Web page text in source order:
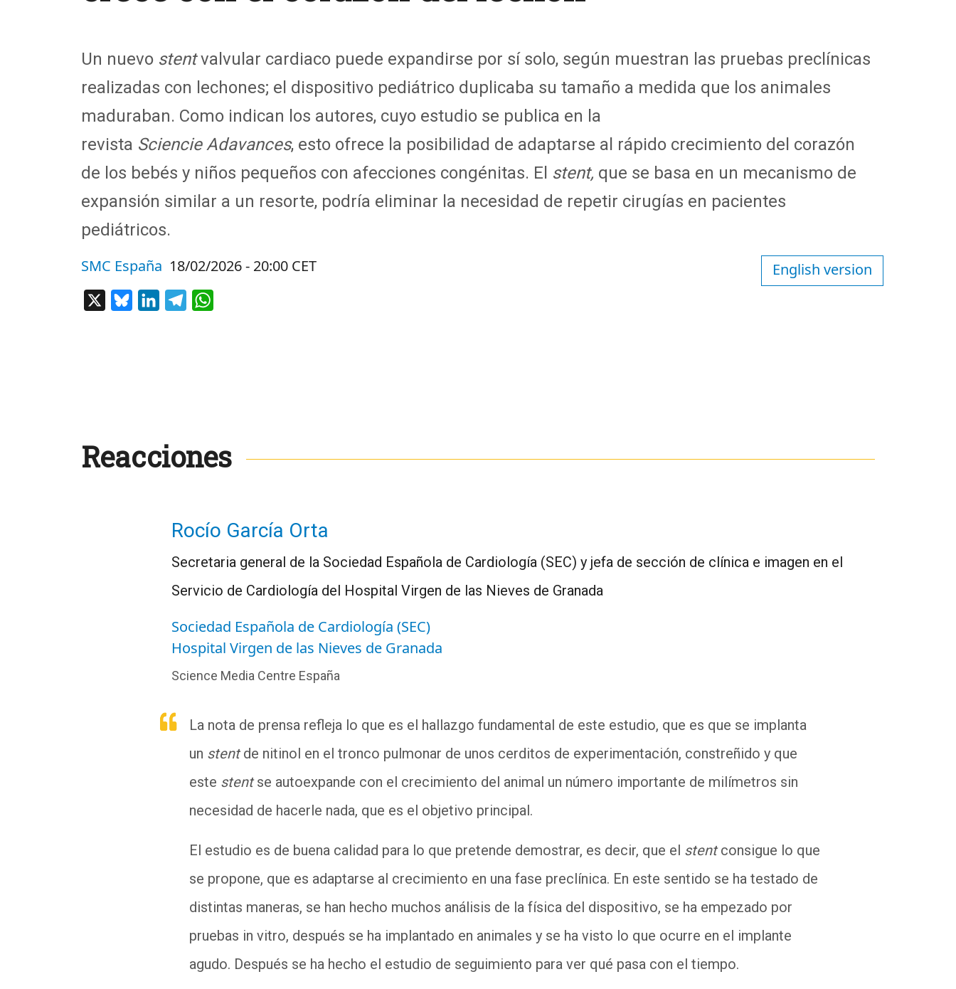
Un nuevo stentvalvular cardiaco puede expandirse por sí solo, según muestran las pruebas preclínicas
realizadas con lechones; el dispositivo pediátrico duplicaba su tamaño a medida que los animales
maduraban. Como indican los autores, cuyo estudio se publica en la
revista Sciencie Adavances, esto ofrece la posibilidad de adaptarse al rápido crecimiento del corazón
de los bebés y niños pequeños con afecciones congénitas. El stent, que se basa en un mecanismo de
expansión similar a un resorte, podría eliminar la necesidad de repetir cirugías en pacientes
pediátricos.
SMC España 18/02/2026 - 20:00 CET
BlueskyLinkedInTelegram
English version
Reacciones
Rocío García Orta
Secretaria general de la Sociedad Española de Cardiología (SEC) y jefa de sección de clínica e imagen en el
Servicio de Cardiología del Hospital Virgen de las Nieves de Granada
Sociedad Española de Cardiología (SEC)
Hospital Virgen de las Nieves de Granada
Science Media Centre España
La nota de prensa refleja lo que es el hallazgo fundamental de este estudio, que es que se implanta
un stentde nitinol en el tronco pulmonar de unos cerditos de experimentación, constreñido y que
este stentse autoexpande con el crecimiento del animal un número importante de milímetros sin
necesidad de hacerle nada, que es el objetivo principal.
El estudio es de buena calidad para lo que pretende demostrar, es decir, que el stentconsigue lo que
se propone, que es adaptarse al crecimiento en una fase preclínica. En este sentido se ha testado de
distintas maneras, se han hecho muchos análisis de la física del dispositivo, se ha empezado por
pruebas in vitro, después se ha implantado en animales y se ha visto lo que ocurre en el implante
agudo. Después se ha hecho el estudio de seguimiento para ver qué pasa con el tiempo.